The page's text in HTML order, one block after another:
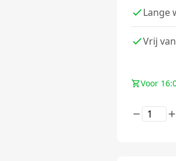
Lange
Vrij
Voor